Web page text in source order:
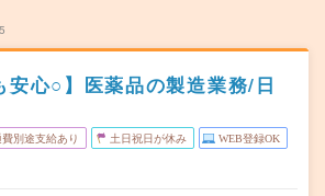
安心○】医薬品の製造業務/日
費別途支給あり 土日祝日が休み WEB登録OK